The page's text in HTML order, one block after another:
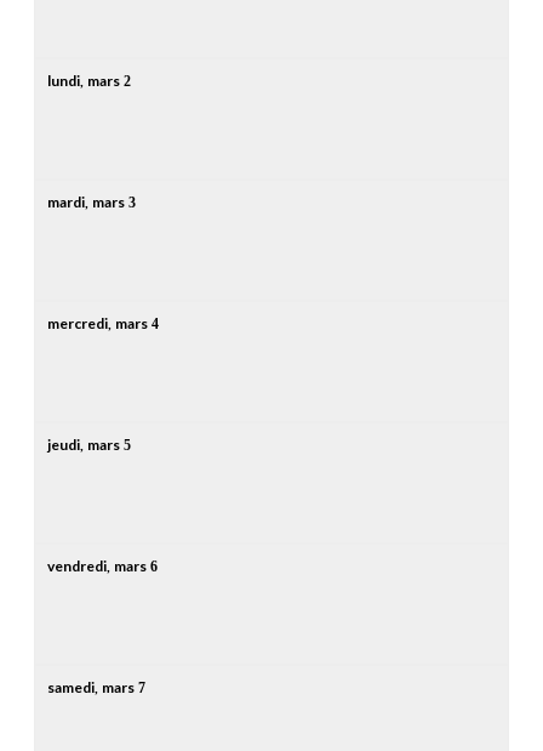
lundi, mars 2
mardi, mars 3
mercredi, mars 4
jeudi, mars 5
vendredi, mars 6
samedi, mars 7